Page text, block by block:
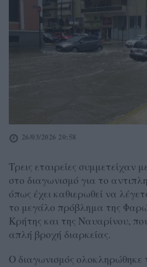
26/03/2026 20:58
Τρεις εταιρείες συμμετείχαν
στο διαγωνισμό για το
όπως έχει καθιερωθεί να
το μεγάλο πρόβλημα της
Κρήτης και της Ναυαρίνου,
απλή βροχή διαρκείας.
Ο διαγωνισμός ολοκληρώθηκε